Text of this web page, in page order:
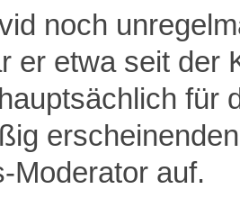
noch
er etwa seit der
für
Moderator auf.